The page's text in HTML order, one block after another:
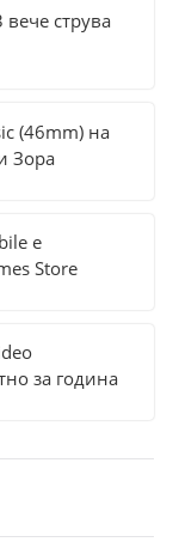
вече струва
(46mm) на
Зора
е
Store
за година